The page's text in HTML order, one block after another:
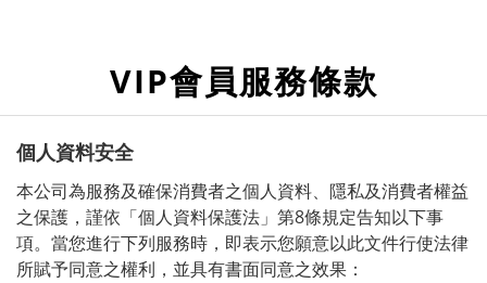
VIP會員服務條款
個人資料安全
本公司為服務及確保消費者之個人資料、隱私及消費者權益
之保護，謹依「個人資料保護法」第8條規定告知以下事
項。當您進行下列服務時，即表示您願意以此文件行使法律
所賦予同意之權利，並具有書面同意之效果：